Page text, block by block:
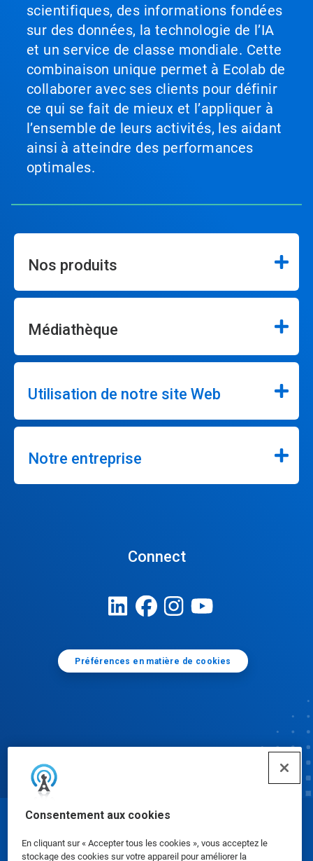
Consentement aux cookies
En cliquant sur « Accepter tous les cookies », vous acceptez le
stockage des cookies sur votre appareil pour améliorer la
scientifiques, des informations fondées
sur des données, la technologie de l’IA
et un service de classe mondiale. Cette
combinaison unique permet à Ecolab de
collaborer avec ses clients pour définir
ce qui se fait de mieux et l’appliquer à
l’ensemble de leurs activités, les aidant
ainsi à atteindre des performances
optimales.
Nos produits
Médiathèque
Utilisation de notre site Web
Notre entreprise
Connect
Préférences en matière de cookies